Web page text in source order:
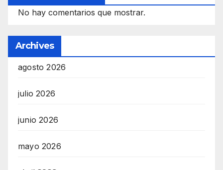
No hay comentarios que mostrar.
Archives
agosto 2026
julio 2026
junio 2026
mayo 2026